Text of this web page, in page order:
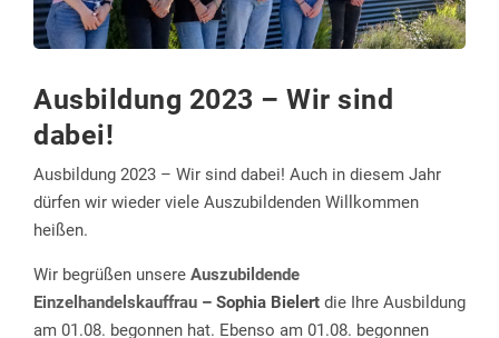
Ausbildung 2023 – Wir sind
dabei!
Ausbildung 2023 – Wir sind dabei! Auch in diesem Jahr
dürfen wir wieder viele Auszubildenden Willkommen
heißen.
Wir begrüßen unsere Auszubildende
Einzelhandelskauffrau – Sophia Bielert die Ihre Ausbildung
am 01.08. begonnen hat. Ebenso am 01.08. begonnen